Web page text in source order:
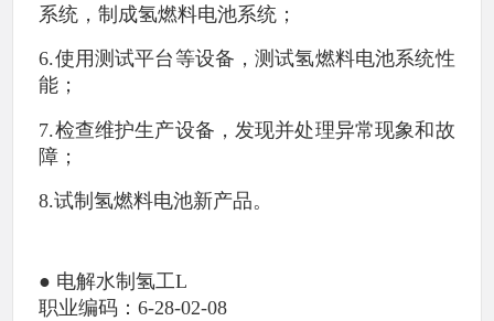
系统，制成氢燃料电池系统；
6.使用测试平台等设备，测试氢燃料电池系统性
能；
7.检查维护生产设备，发现并处理异常现象和故
障；
8.试制氢燃料电池新产品。
● 电解水制氢工L
职业编码：6-28-02-08